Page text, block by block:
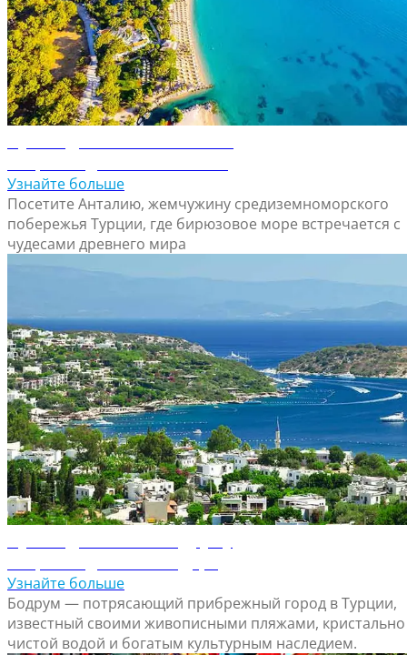
Узнайте больше
Посетите Анталию, жемчужину средиземноморского
побережья Турции, где бирюзовое море встречается с
чудесами древнего мира
Узнайте больше
Бодрум — потрясающий прибрежный город в Турции,
известный своими живописными пляжами, кристально
чистой водой и богатым культурным наследием.